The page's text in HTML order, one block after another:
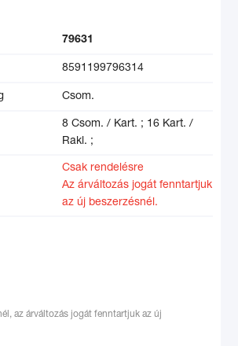
79631
8591199796314
Csom.
8 Csom. / Kart. ; 16 Kart. /
Rakl. ;
Csak rendelésre
Az árváltozás jogát fenntartjuk
az új beszerzésnél.
az árváltozás jogát fenntartjuk az új